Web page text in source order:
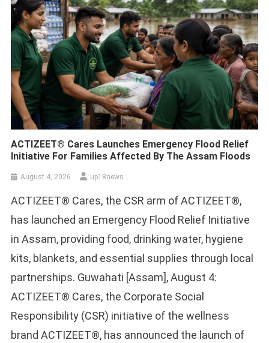
ACTIZEET® Cares Launches Emergency Flood Relief
Initiative For Families Affected By The Assam Floods
August 4, 2026 up18news
ACTIZEET® Cares, the CSR arm of ACTIZEET®,
has launched an Emergency Flood Relief Initiative
in Assam, providing food, drinking water, hygiene
kits, blankets, and essential supplies through local
partnerships. Guwahati [Assam], August 4:
ACTIZEET® Cares, the Corporate Social
Responsibility (CSR) initiative of the wellness
brand ACTIZEET®, has announced the launch of